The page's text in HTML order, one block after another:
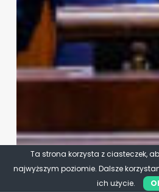
Ta strona korzysta z ciasteczek,
najwyższym poziomie. Dalsze
ich użycie.